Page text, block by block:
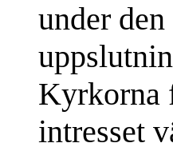
under
Kyrkorna
intresset